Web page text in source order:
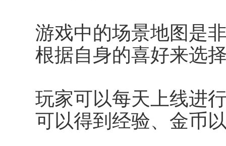
游戏中的场景地图是
根据自身的喜好来选
玩家可以每天上线进
可以得到经验、金币